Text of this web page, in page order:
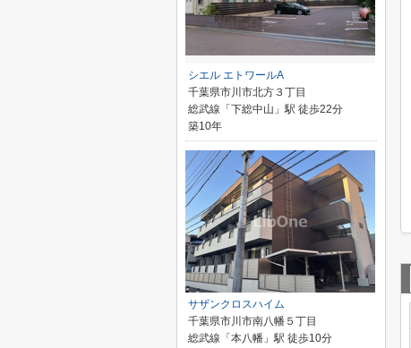
シエル エトワールA
千葉県市川市北方３丁目
総武線「下総中山」駅 徒歩22分
築10年
サザンクロスハイム
千葉県市川市南八幡５丁目
総武線「本八幡」駅 徒歩10分